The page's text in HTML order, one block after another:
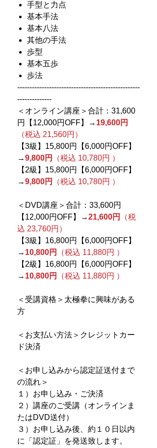
手型と力点
基本手法
基本八法
其他の手法
歩型
基本五歩
歩法
--------------------------------------------------
--------------
＜オンライン講座＞合計：31,600
円【12,000円OFF】→ 19,600円
（税込 21,560円）
【3級】15,800円【6,000円OFF】
→9,800円
（税込 10,780円 ）
【2級】15,800円【6,000円OFF】
→9,800円 （税込 10,780円 ）
＜DVD講座＞合計：33,600円
【12,000円OFF】→21,600円
（税
込 23,760円）
【3級】16,800円【6,000円OFF】
→ 10,800円
（税込 11,880円 ）
【2級】16,800円【6,000円OFF】
→ 10,800円 （税込 11,880円 ）
＜受講資格＞太極拳に興味がある
方
＜お支払い方法＞クレジットカー
ド決済
＜お申し込みから認定証送付まで
の流れ＞
１）お申し込み・ご決済
２）講座のご受講（オンラインま
たはDVD送付）
３）お申し込み後、約１０日以内
に「認定証」を発送致します。